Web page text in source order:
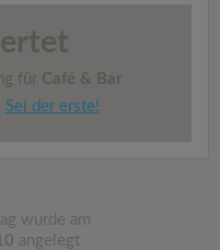
für Café & Bar
Sei der erste!
wurde am
angelegt